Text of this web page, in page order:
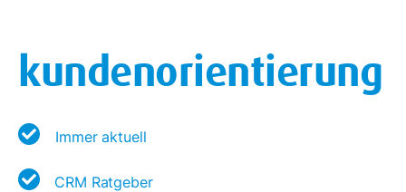
kundenorientierung
Immer aktuell
CRM Ratgeber